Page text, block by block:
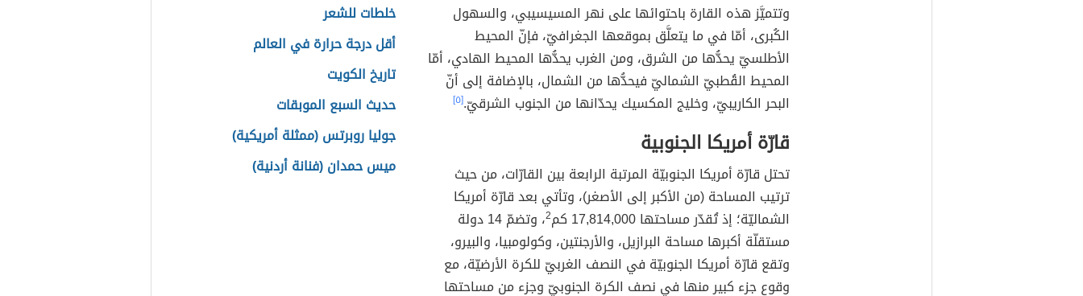
وتتميَّز هذه القارة باحتوائها على نهر المسيسيبي، والسهول
الكُبرى، أمّا في ما يتعلَّق بموقعها الجغرافيّ، فإنّ المحيط
الأطلسيّ يحدُّها من الشرق، ومن الغرب يحدُّها المحيط الهادي، أمّا
المحيط القُطبيّ الشماليّ فيحدُّها من الشمال، بالإضافة إلى أنّ
البحر الكاريبيّ، وخليج المكسيك يحدّانها من الجنوب الشرقيّ.[٥]
قارّة أمريكا الجنوبية
تحتل قارّة أمريكا الجنوبيّة المرتبة الرابعة بين القارّات، من حيث
ترتيب المساحة (من الأكبر إلى الأصغر)، وتأتي بعد قارّة أمريكا
الشماليّة؛ إذ تُقدّر مساحتها 17,814,000 كم
2
، وتضمّ 14 دولة
مستقلّة أكبرها مساحة البرازيل، والأرجنتين، وكولومبيا، والبيرو،
وتقع قارّة أمريكا الجنوبيّة في النصف الغربيّ للكرة الأرضيّة، مع
وقوع جزء كبير منها في نصف الكرة الجنوبيّ وجزء من مساحتها
خلطات للشعر
أقل درجة حرارة في العالم
تاريخ الكويت
حديث السبع الموبقات
جوليا روبرتس (ممثلة أمريكية)
ميس حمدان (فنانة أردنية)